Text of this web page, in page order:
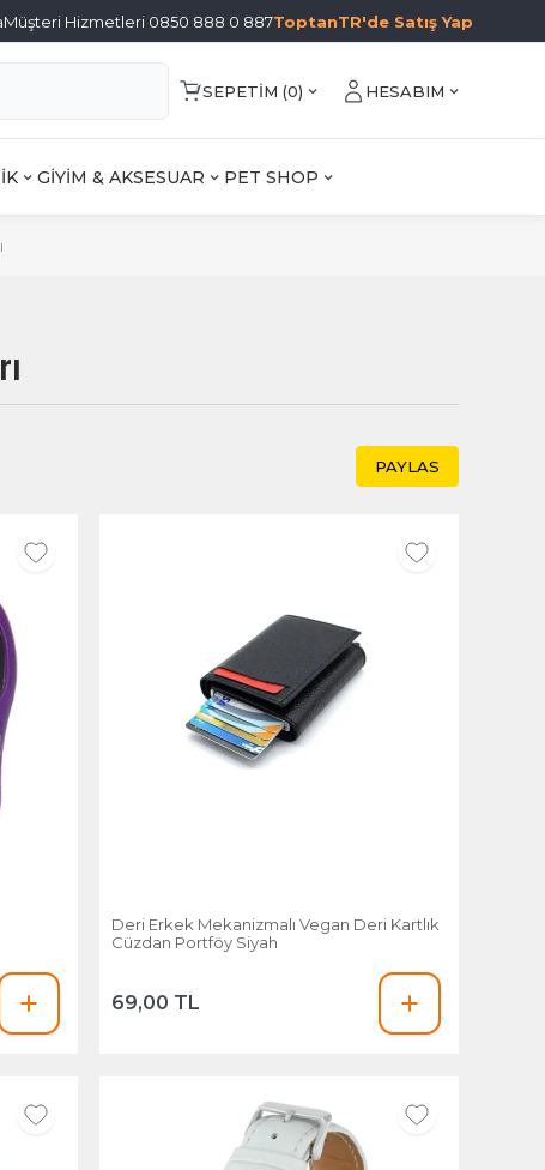
Müşteri Hizmetleri 0850 888 0 887ToptanTR'de Satış Yap
SEPETIM (0) HESABIM
GİYİM & AKSESUAR PET SHOP
PAYLAS
Deri Erkek Mekanizmalı Vegan Deri Kartlık
Cüzdan Portföy Siyah
69,00 TL